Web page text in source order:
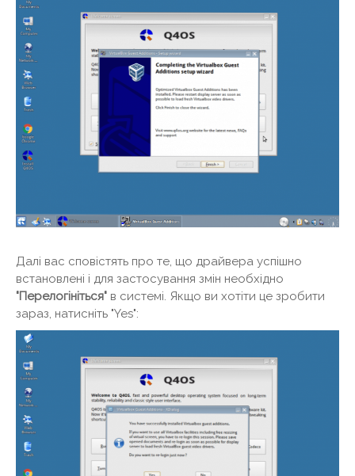
Далі вас сповістять про те, що драйвера успішно
встановлені і для застосування змін необхідно
"Перелогініться" в системі. Якщо ви хотіти це зробити
зараз, натисніть "Yes":